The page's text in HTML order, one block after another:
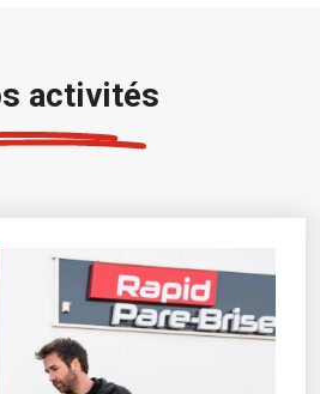
activités